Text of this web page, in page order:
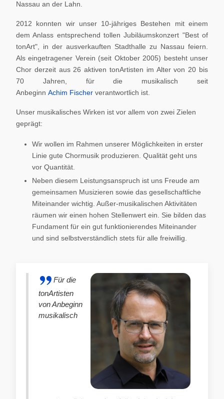
Nassau an der Lahn.
2012 konnten wir unser 10-jähriges Bestehen mit einem
dem Anlass entsprechend tollen Jubiläumskonzert "Best of
tonArt", in der ausverkauften Stadthalle zu Nassau feiern.
Als eingetragener Verein (seit Oktober 2005) besteht unser
Chor derzeit aus 26 aktiven tonArtisten im Alter von 20 bis
70 Jahren, für die musikalisch seit
Anbeginn Achim Fischer verantwortlich ist.
Unser musikalisches Wirken ist vor allem von zwei Zielen
geprägt:
Wir wollen im Rahmen unserer Möglichkeiten in erster
Linie gute Chormusik produzieren. Qualität geht uns
vor Quantität.
Neben diesem Leistungsanspruch ist uns Freude am
gemeinsamen Musizieren sowie das gesellschaftliche
Miteinander wichtig. Außer-musikalischen Aktivitäten
räumen wir einen hohen Stellenwert ein. Sie bilden das
Fundament für ein gut funktionierendes Miteinander
und sind selbstverständlich stets für alle freiwillig.
Für die
tonArtisten
von Anbeginn
musikalisch